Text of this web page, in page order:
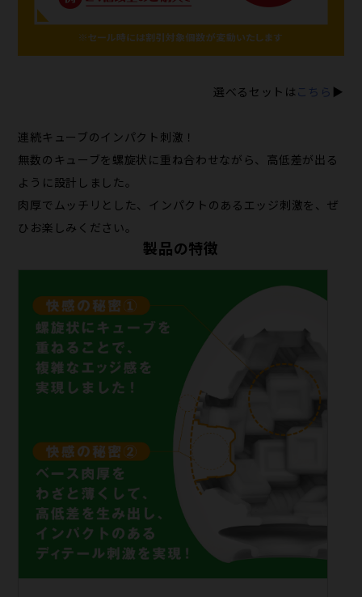
選べるセットは こちら ▶
連続キューブのインパクト刺激！
無数のキューブを螺旋状に重ね合わせながら、高低差が出る
ように設計しました。
肉厚でムッチリとした、インパクトのあるエッジ刺激を、ぜ
ひお楽しみください。
製品の特徴